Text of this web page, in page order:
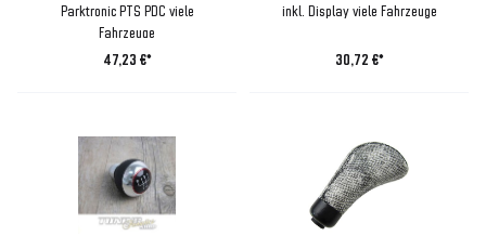
Parktronic PTS PDC viele
Fahrzeuge
47,23 €*
inkl. Display viele Fahrzeuge
30,72 €*